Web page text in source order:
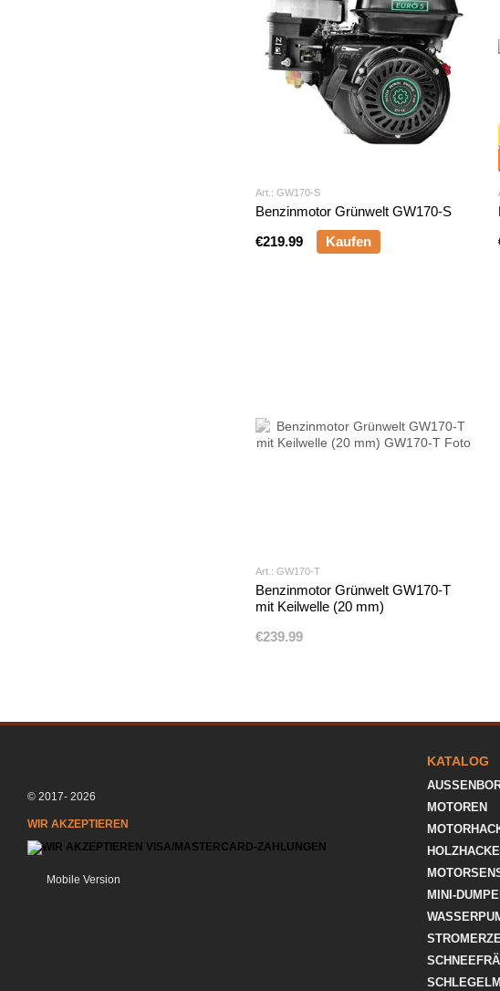
Art.: GW170-S
Benzinmotor Grünwelt GW170-S
€219.99
Kaufen
Art.: GW170-T
Benzinmotor Grünwelt GW170-T
mit Keilwelle (20 mm)
€239.99
© 2017- 2026
WIR AKZEPTIEREN
Mobile Version
KATALOG
MOTOREN
MINI-